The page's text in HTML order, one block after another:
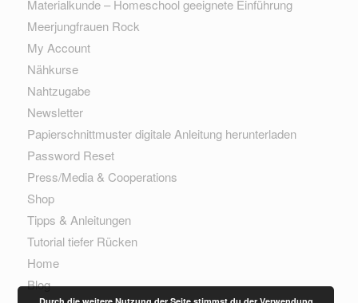
Materialkunde – Homeschool geeignete Einführung
Meerjungfrauen Rock
My Account
Nähkurse
Nahtzugabe
Newsletter
Papierschnittmuster digitale Anleitung herunterladen
Password Reset
Press/Media & Cooperations
Shop
Tipps & Anleitungen
Tutorial tiefer Rücken
Home
Blog